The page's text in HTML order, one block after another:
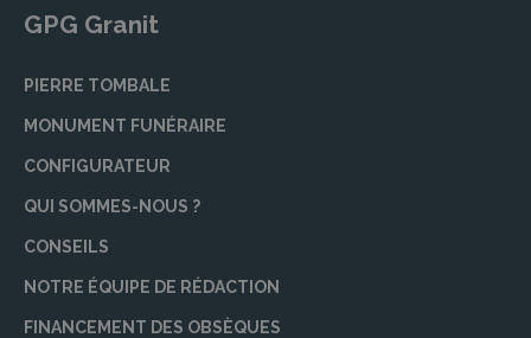
GPG Granit
PIERRE TOMBALE
MONUMENT FUNÉRAIRE
CONFIGURATEUR
QUI SOMMES-NOUS ?
CONSEILS
NOTRE ÉQUIPE DE RÉDACTION
FINANCEMENT DES OBSÈQUES